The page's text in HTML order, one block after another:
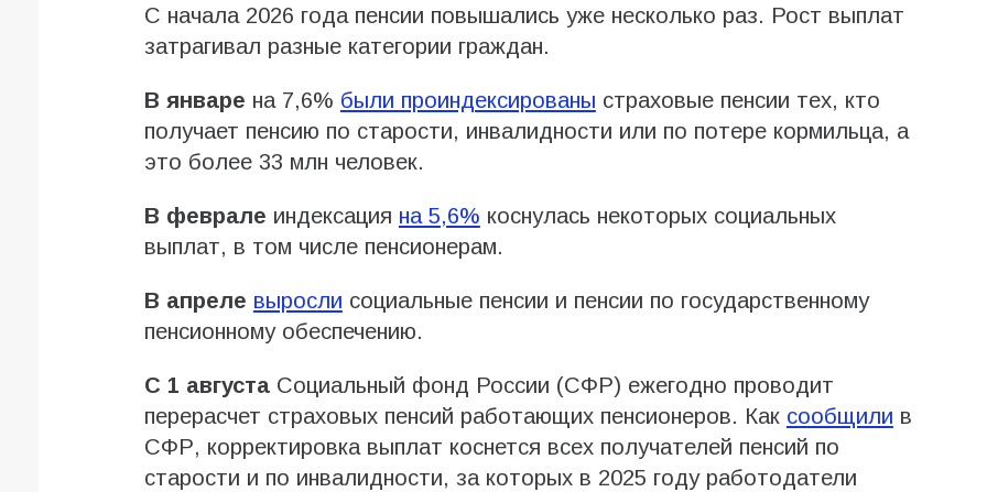
С начала 2026 года пенсии повышались уже несколько раз. Рост выплат
затрагивал разные категории граждан.
В январе на 7,6% были проиндексированы страховые пенсии тех, кто
получает пенсию по старости, инвалидности или по потере кормильца, а
это более 33 млн человек.
В феврале индексация на 5,6% коснулась некоторых социальных
выплат, в том числе пенсионерам.
В апреле выросли социальные пенсии и пенсии по государственному
пенсионному обеспечению.
С 1 августаСоциальный фонд России (СФР) ежегодно проводит
перерасчет страховых пенсий работающих пенсионеров. Как сообщили в
СФР, корректировка выплат коснется всех получателей пенсий по
старости и по инвалидности, за которых в 2025 году работодатели